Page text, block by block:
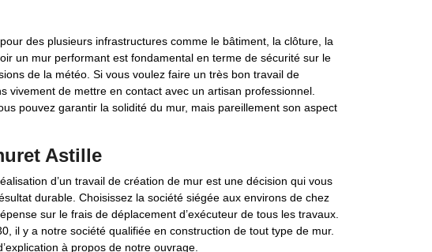
des plusieurs infrastructures comme le bâtiment, la clôture, la
un mur performant est fondamental en terme de sécurité sur le
de la météo. Si vous voulez faire un très bon travail de
vivement de mettre en contact avec un artisan professionnel.
pouvez garantir la solidité du mur, mais pareillement son aspect
Astille
d’un travail de création de mur est une décision qui vous
durable. Choisissez la société siégée aux environs de chez
sur le frais de déplacement d’exécuteur de tous les travaux.
il y a notre société qualifiée en construction de tout type de mur.
à propos de notre ouvrage.